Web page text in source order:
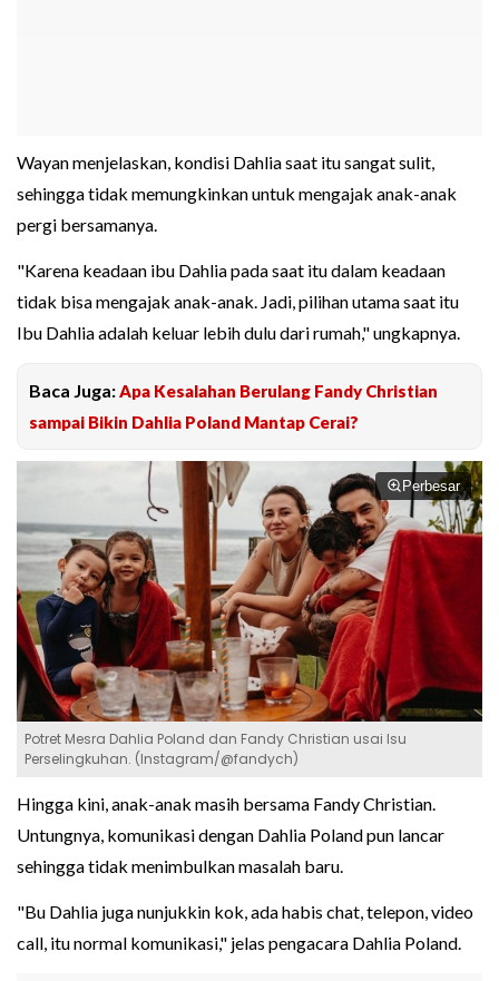
Wayan menjelaskan, kondisi Dahlia saat itu sangat sulit,
sehingga tidak memungkinkan untuk mengajak anak-anak
pergi bersamanya.
"Karena keadaan ibu Dahlia pada saat itu dalam keadaan
tidak bisa mengajak anak-anak. Jadi, pilihan utama saat itu
Ibu Dahlia adalah keluar lebih dulu dari rumah," ungkapnya.
Baca Juga: Apa Kesalahan Berulang Fandy Christian
sampai Bikin Dahlia Poland Mantap Cerai?
Perbesar
Potret Mesra Dahlia Poland dan Fandy Christian usai Isu
Perselingkuhan. (Instagram/@fandych)
Hingga kini, anak-anak masih bersama Fandy Christian.
Untungnya, komunikasi dengan Dahlia Poland pun lancar
sehingga tidak menimbulkan masalah baru.
"Bu Dahlia juga nunjukkin kok, ada habis chat, telepon, video
call, itu normal komunikasi," jelas pengacara Dahlia Poland.